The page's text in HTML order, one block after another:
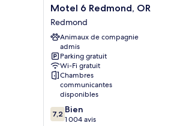
Motel
6
Redmond,
OR
Redmond
Motel 6 Redmond, OR
Redmond
Animaux de compagnie
admis
Parking gratuit
Wi-Fi gratuit
Chambres
communicantes
disponibles
7.2
sur
7,2 Bien
1 004 avis